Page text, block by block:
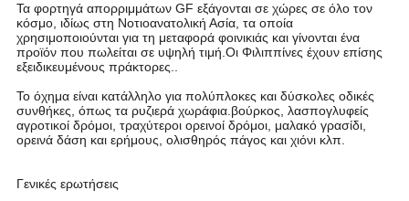
Τα φορτηγά απορριμμάτων GF εξάγονται σε χώρες σε όλο τον
κόσμο, ιδίως στη Νοτιοανατολική Ασία, τα οποία
χρησιμοποιούνται για τη μεταφορά φοινικιάς και γίνονται ένα
προϊόν που πωλείται σε υψηλή τιμή.Οι Φιλιππίνες έχουν επίσης
εξειδικευμένους πράκτορες..
Το όχημα είναι κατάλληλο για πολύπλοκες και δύσκολες οδικές
συνθήκες, όπως τα ρυζιερά χωράφια.βούρκος, λασπογλυφείς
αγροτικοί δρόμοι, τραχύτεροι ορεινοί δρόμοι, μαλακό γρασίδι,
ορεινά δάση και ερήμους, ολισθηρός πάγος και χιόνι κλπ.
Γενικές ερωτήσεις